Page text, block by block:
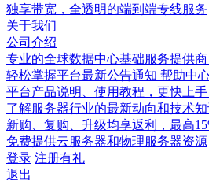
独享带宽，全透明的端到端专线服务
关于我们
公司介绍
专业的全球数据中心基础服务提供商
轻松掌握平台最新公告通知 帮助中
平台产品说明、使用教程，更快上手
了解服务器行业的最新动向和技术知
新购、复购、升级均享返利，最高
免费提供云服务器和物理服务器资源
登录 注册有礼
退出